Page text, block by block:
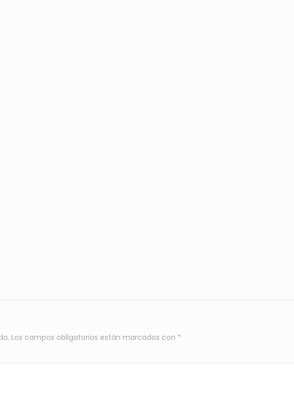
Los campos obligatorios están marcados con *